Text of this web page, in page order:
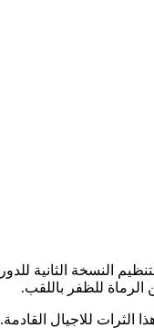
الثرات للاجيال القادمة.